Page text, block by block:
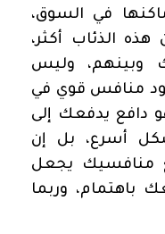
في السوق،
الذئاب أكثر،
وبينهم، وليس
منافس قوي في
دافع يدفعك إلى
أسرع، بل إن
منافسيك يجعل
وربما